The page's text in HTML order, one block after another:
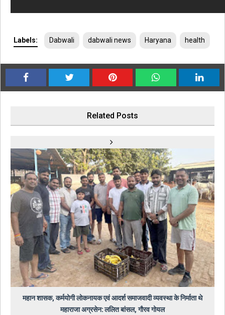
Labels: Dabwali dabwali news Haryana health
Related Posts
महान शासक, कर्मयोगी लोकनायक एवं आदर्श समाजवादी व्यवस्था के निर्माता थे
महाराजा अग्रसेन: ललित बांसल, गौरव गोयल